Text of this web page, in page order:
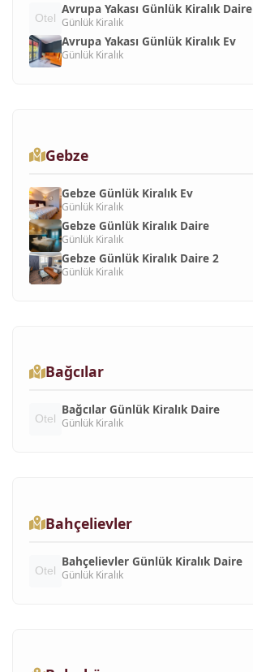
Avrupa Yakası Günlük Kiralık Daire
Günlük Kiralık
Avrupa Yakası Günlük Kiralık Ev
Günlük Kiralık
Gebze
Gebze Günlük Kiralık Ev
Günlük Kiralık
Gebze Günlük Kiralık Daire
Günlük Kiralık
Gebze Günlük Kiralık Daire 2
Günlük Kiralık
Bağcılar
Bağcılar Günlük Kiralık Daire
Günlük Kiralık
Bahçelievler
Bahçelievler Günlük Kiralık Daire
Günlük Kiralık